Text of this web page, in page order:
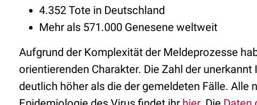
4.352 Tote in Deutschland
Mehr als 571.000 Genesene weltweit
Aufgrund der Komplexität der Meldeprozesse
orientierenden Charakter. Die Zahl der
deutlich höher als die der gemeldeten Fälle. Alle